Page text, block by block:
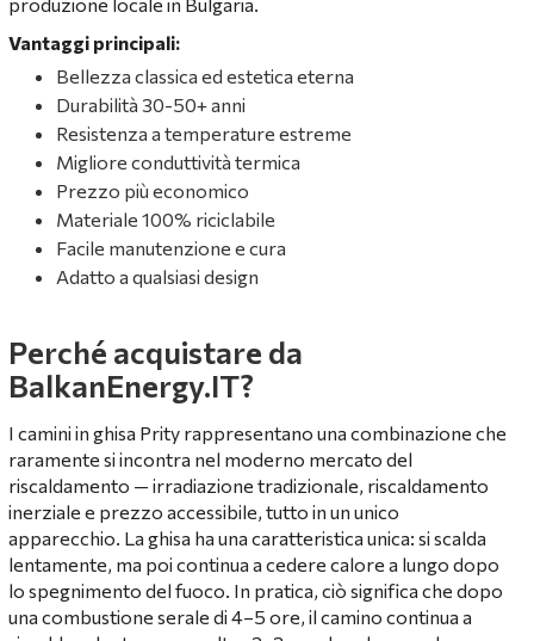
Vantaggi principali:
Bellezza classica ed estetica eterna
Durabilità 30-50+ anni
Resistenza a temperature estreme
Migliore conduttività termica
Prezzo più economico
Materiale 100% riciclabile
Facile manutenzione e cura
Adatto a qualsiasi design
Perché acquistare da
BalkanEnergy.IT?
I camini in ghisa Prity rappresentano una combinazione che
raramente si incontra nel moderno mercato del
riscaldamento — irradiazione tradizionale, riscaldamento
inerziale e prezzo accessibile, tutto in un unico
apparecchio. La ghisa ha una caratteristica unica: si scalda
lentamente, ma poi continua a cedere calore a lungo dopo
lo spegnimento del fuoco. In pratica, ciò significa che dopo
una combustione serale di 4–5 ore, il camino continua a